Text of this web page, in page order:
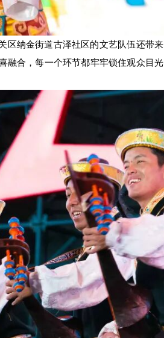
区纳金街道古泽社区的文艺队伍还带
融合，每一个环节都牢牢锁住观众目